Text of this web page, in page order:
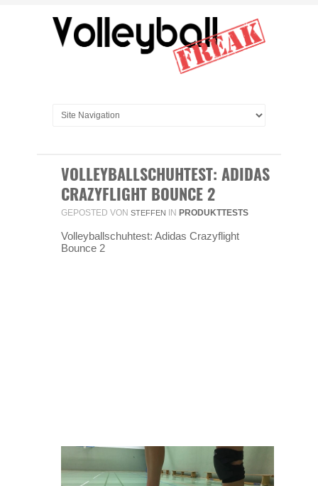
VOLLEYBALLSCHUHTEST: ADIDAS
CRAZYFLIGHT BOUNCE 2
GEPOSTED VON STEFFEN IN PRODUKTTESTS
Volleyballschuhtest: Adidas Crazyflight
Bounce 2